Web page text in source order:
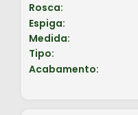
Rosca:
Espiga:
Medida:
Tipo:
Acabamento: